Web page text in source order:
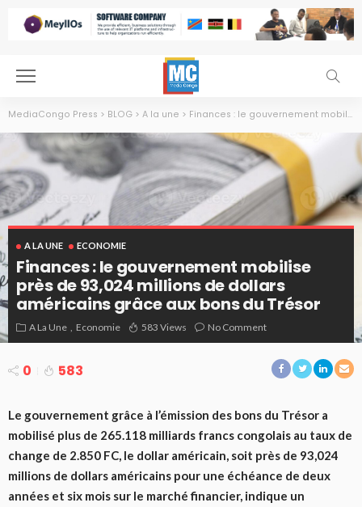
MediaCongo Press > BLOG > A la une > Finances : le gouvernement mobilise près de 93,024 millions de dollars américains grâce aux bons du Trésor
A LA UNE ECONOMIE
Finances : le gouvernement mobilise
près de 93,024 millions de dollars
américains grâce aux bons du Trésor
A La Une Economie 583 Views No Comment
0 583
Le gouvernement grâce à l’émission des bons du Trésor a
mobilisé plus de 265.118 milliards francs congolais au taux de
change de 2.850 FC, le dollar américain, soit près de 93,024
millions de dollars américains pour une échéance de deux
années et six mois sur le marché financier, indique un